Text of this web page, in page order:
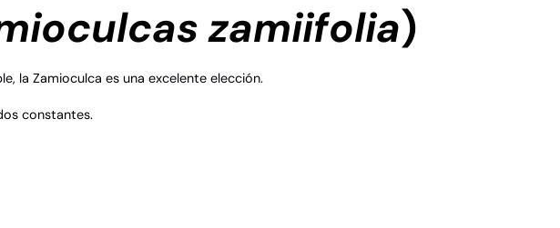
zamiifolia)
la Zamioculca es una excelente elección.
constantes.